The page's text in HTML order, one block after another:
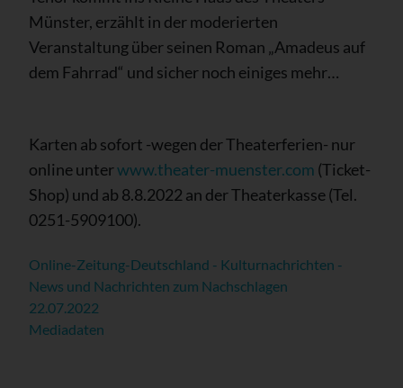
Münster, erzählt in der moderierten
Veranstaltung über seinen Roman „Amadeus auf
dem Fahrrad“ und sicher noch einiges mehr…
Karten ab sofort -wegen der Theaterferien- nur
online unterwww.theater-muenster.com (Ticket-
Shop) und ab 8.8.2022 an der Theaterkasse (Tel.
0251-5909100).
Online-Zeitung-Deutschland - Kulturnachrichten -
News und Nachrichten zum Nachschlagen
22.07.2022
Mediadaten